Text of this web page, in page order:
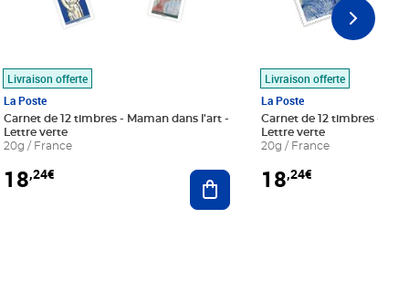
au panier
Livraison offerte
La Poste
Carnet de 12 timbres - Maman dans l'art -
Lettre verte
20g / France
18,24€ Ajouter au panier
Livraison offerte
La Poste
Carnet de 12 timbres - Le
Lettre verte
20g / France
18,24€